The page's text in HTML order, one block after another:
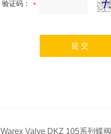
验证码：
Warex Valve DKZ 105系列蝶阀